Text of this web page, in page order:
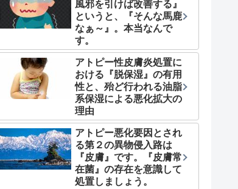
風邪を引けば改善する』
というと、『そんな馬鹿
なぁ～』。本当なんで
す。
アトピー性皮膚炎処置に
おける『脱保湿』の有用
性と、殆ど行われる油脂
系保湿による悪化拡大の
理由
アトピー悪化要因とされ
る第２の異物侵入路は
『皮膚』です。『皮膚常
在菌』の存在を意識して
処置しましょう。